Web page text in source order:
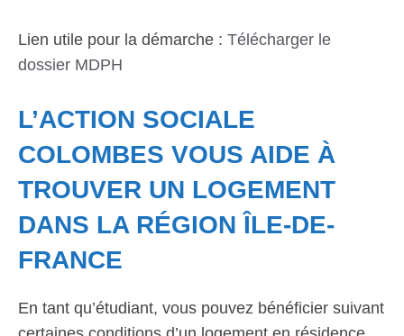
Lien utile pour la démarche : Télécharger le
dossier MDPH
L’ACTION SOCIALE
COLOMBES VOUS AIDE À
TROUVER UN LOGEMENT
DANS LA RÉGION ÎLE-DE-
FRANCE
En tant qu’étudiant, vous pouvez bénéficier suivant